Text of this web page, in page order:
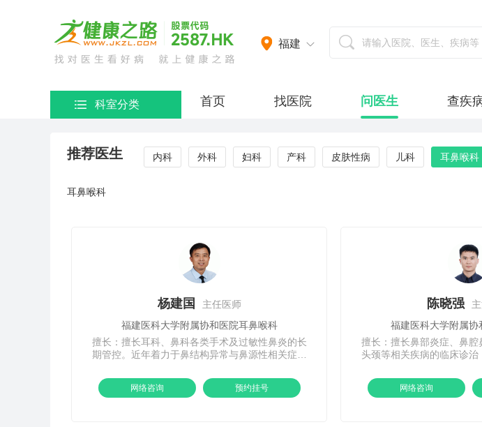
福建
科室分类 首页 找医院 问医生 查疾
推荐医生 内科 外科 妇科 产科 皮肤性病 儿科 耳鼻喉科
耳鼻喉科
杨建国
主任医师
福建医科大学附属协和医院耳鼻喉科
擅长：擅长耳科、鼻科各类手术及过敏性鼻炎的长
期管控。近年着力于鼻结构异常与鼻源性相关症候
鼓管球囊扩张及鼻结构整复等精准手术。
网络咨询 预约挂号
陈晓强
福建医科大学附属协
擅长：擅长鼻部炎症、鼻
头颈等相关疾病的临床诊治
第一、二、三鳃裂畸形、甲
等先天性疾病，以及专科各
网络咨询